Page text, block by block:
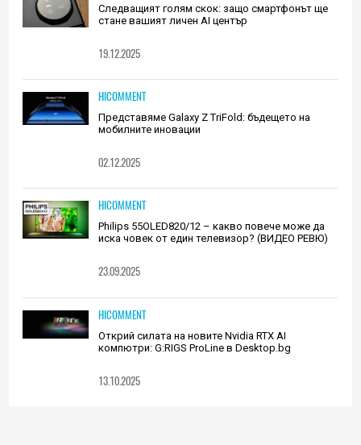
Следващият голям скок: защо смартфонът ще
стане вашият личен AI център
19.12.2025
HICOMMENT
Представяме Galaxy Z TriFold: бъдещето на
мобилните иновации
02.12.2025
HICOMMENT
Philips 55OLED820/12 – какво повече може да
иска човек от един телевизор? (ВИДЕО РЕВЮ)
23.09.2025
HICOMMENT
Открий силата на новите Nvidia RTX AI
компютри: G:RIGS ProLine в Desktop.bg
13.10.2025